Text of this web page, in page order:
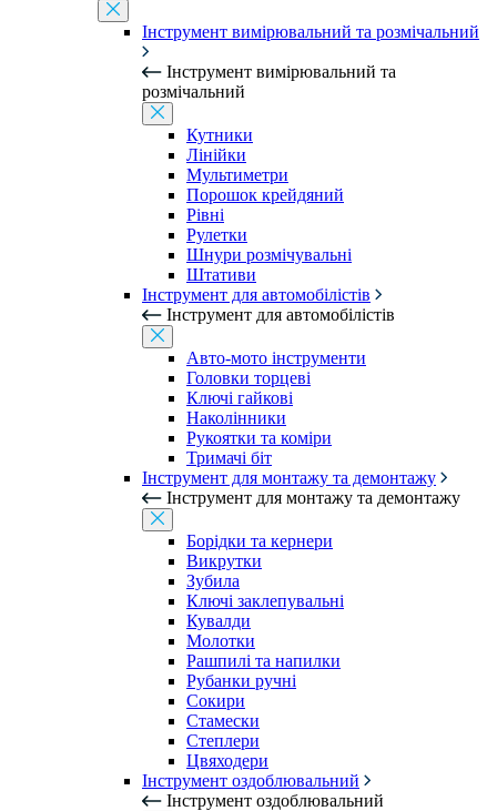
Інструмент вимірювальний та розмічальний
Інструмент вимірювальний та
розмічальний
Кутники
Лінійки
Мультиметри
Порошок крейдяний
Рівні
Рулетки
Шнури розмічувальні
Штативи
Інструмент для автомобілістів
Інструмент для автомобілістів
Авто-мото інструменти
Головки торцеві
Ключі гайкові
Наколінники
Рукоятки та коміри
Тримачі біт
Інструмент для монтажу та демонтажу
Інструмент для монтажу та демонтажу
Борідки та кернери
Викрутки
Зубила
Ключі заклепувальні
Кувалди
Молотки
Рашпилі та напилки
Рубанки ручні
Сокири
Стамески
Степлери
Цвяходери
Інструмент оздоблювальний
Інструмент оздоблювальний